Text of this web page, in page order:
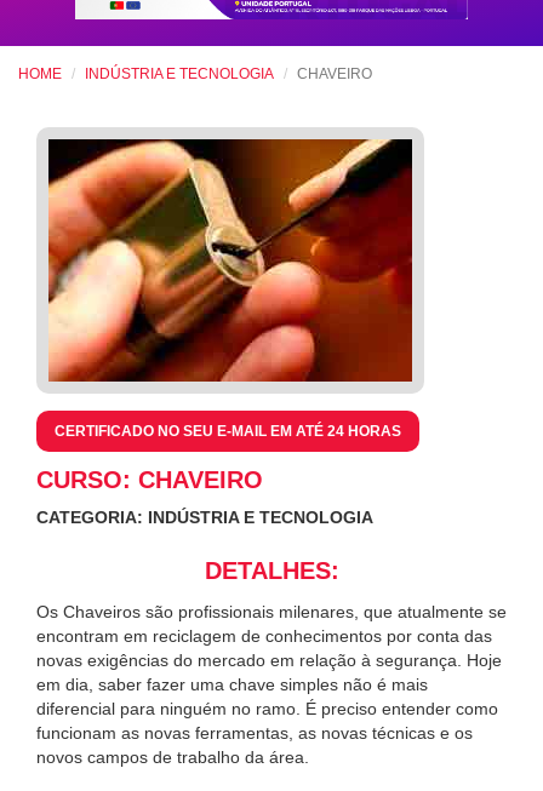
HOME INDÚSTRIA E TECNOLOGIA CHAVEIRO
CERTIFICADO NO SEU E-MAIL EM ATÉ 24 HORAS
CURSO: CHAVEIRO
CATEGORIA: INDÚSTRIA E TECNOLOGIA
DETALHES:
Os Chaveiros são profissionais milenares, que atualmente se
encontram em reciclagem de conhecimentos por conta das
novas exigências do mercado em relação à segurança. Hoje
em dia, saber fazer uma chave simples não é mais
diferencial para ninguém no ramo. É preciso entender como
funcionam as novas ferramentas, as novas técnicas e os
novos campos de trabalho da área.